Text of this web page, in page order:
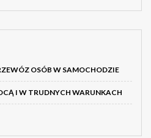
OSÓB W SAMOCHODZIE
I W TRUDNYCH WARUNKACH